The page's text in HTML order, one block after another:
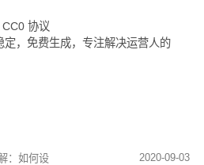
协议
定，免费生成，专注解决运营人的
：如何设
2020-09-03